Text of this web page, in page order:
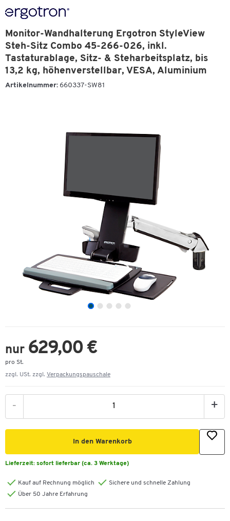
Monitor-Wandhalterung Ergotron StyleView
Steh-Sitz Combo 45-266-026, inkl.
Tastaturablage, Sitz- & Steharbeitsplatz, bis
13,2 kg, höhenverstellbar, VESA, Aluminium
Artikelnummer: 660337-SW81
nur 629,00 €
pro St.
zzgl. USt. zzgl. Verpackungspauschale
- +
In den Warenkorb
Lieferzeit: sofort lieferbar (ca. 3 Werktage)
Kauf auf Rechnung möglich
Sichere und schnelle Zahlung
Über 50 Jahre Erfahrung